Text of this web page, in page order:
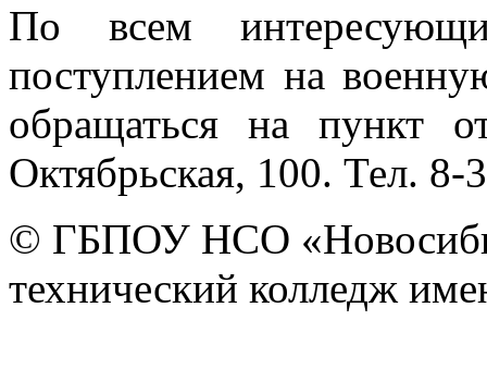
По всем
поступлением на
обращаться на пункт
Октябрьская, 100. Тел.
© ГБПОУ НСО
технический колледж